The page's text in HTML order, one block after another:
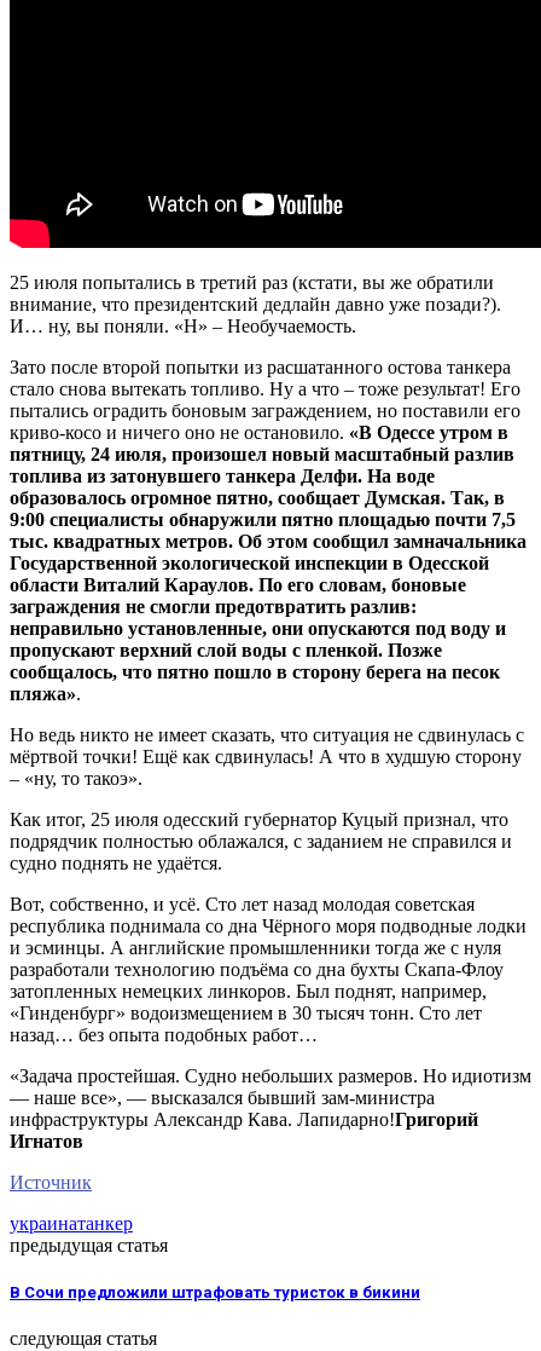
25 июля попытались в третий раз (кстати, вы же обратили
внимание, что президентский дедлайн давно уже позади?).
И… ну, вы поняли. «Н» – Необучаемость.
Зато после второй попытки из расшатанного остова танкера
стало снова вытекать топливо. Ну а что – тоже результат! Его
пытались оградить боновым заграждением, но поставили его
криво-косо и ничего оно не остановило. «В Одессе утром в
пятницу, 24 июля, произошел новый масштабный разлив
топлива из затонувшего танкера Делфи. На воде
образовалось огромное пятно, сообщает Думская. Так, в
9:00 специалисты обнаружили пятно площадью почти 7,5
тыс. квадратных метров. Об этом сообщил замначальника
Государственной экологической инспекции в Одесской
области Виталий Караулов. По его словам, боновые
заграждения не смогли предотвратить разлив:
неправильно установленные, они опускаются под воду и
пропускают верхний слой воды с пленкой. Позже
сообщалось, что пятно пошло в сторону берега на песок
пляжа».
Но ведь никто не имеет сказать, что ситуация не сдвинулась с
мёртвой точки! Ещё как сдвинулась! А что в худшую сторону
– «ну, то такоэ».
Как итог, 25 июля одесский губернатор Куцый признал, что
подрядчик полностью облажался, с заданием не справился и
судно поднять не удаётся.
Вот, собственно, и усё. Сто лет назад молодая советская
республика поднимала со дна Чёрного моря подводные лодки
и эсминцы. А английские промышленники тогда же с нуля
разработали технологию подъёма со дна бухты Скапа-Флоу
затопленных немецких линкоров. Был поднят, например,
«Гинденбург» водоизмещением в 30 тысяч тонн. Сто лет
назад… без опыта подобных работ…
«Задача простейшая. Судно небольших размеров. Но идиотизм
— наше все», — высказался бывший зам-министра
инфраструктуры Александр Кава. Лапидарно!Григорий
Игнатов
Источник
украинатанкер
предыдущая статья
В Сочи предложили штрафовать туристок в бикини
следующая статья